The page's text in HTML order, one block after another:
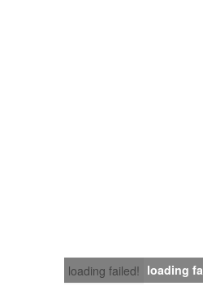
loading failed! loading